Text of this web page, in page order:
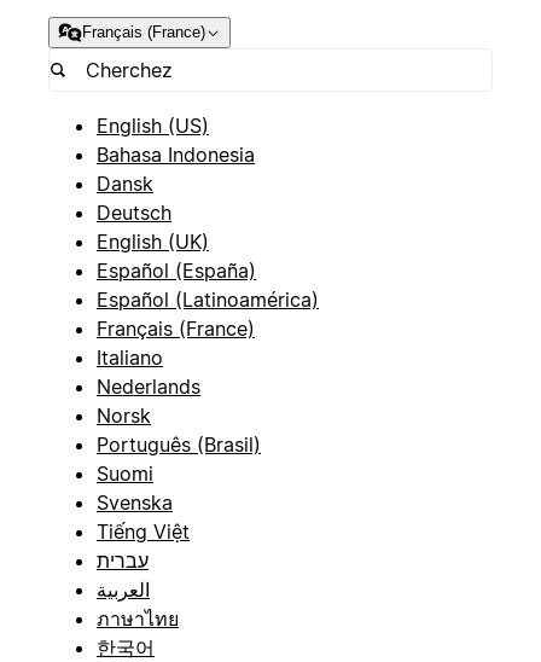
Français (France)
English (US)
Bahasa Indonesia
Dansk
Deutsch
English (UK)
Español (España)
Español (Latinoamérica)
Français (France)
Italiano
Nederlands
Norsk
Português (Brasil)
Suomi
Svenska
Tiếng Việt
עברית
العربية
ภาษาไทย
한국어